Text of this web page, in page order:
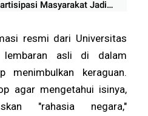
Masyarakat Jadi
resmi dari Universitas
lembaran asli di dalam
keraguan.
agar mengetahui isinya,
"rahasia negara,"